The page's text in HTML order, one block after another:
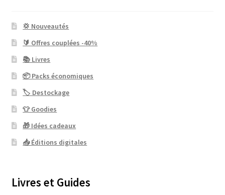
💢 Nouveautés
🔰 Offres couplées -40%
📚 Livres
📦 Packs économiques
🏷 Destockage
👕 Goodies
🎁 Idées cadeaux
📥 Éditions digitales
Livres et Guides